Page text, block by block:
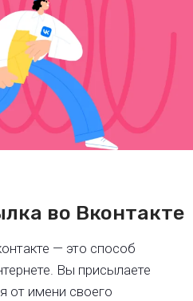
во Вконтакте
— это способ
Вы присылаете
от имени своего